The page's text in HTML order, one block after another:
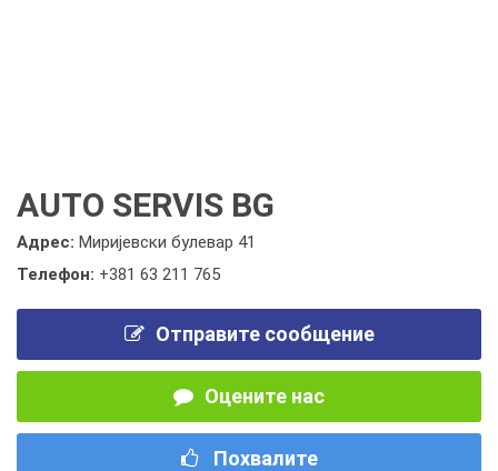
AUTO SERVIS BG
Адрес: Миријевски булевар 41
Телефон: +381 63 211 765
Отправите сообщение
Оцените нас
Похвалите